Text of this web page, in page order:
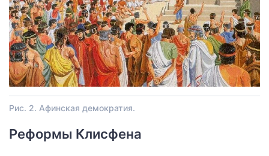
Рис. 2. Афинская демократия.
Реформы Клисфена